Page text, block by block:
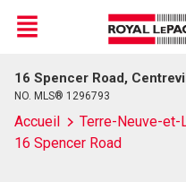
Live
En Direct
Menu
16 Spencer Road,
NO. MLS® 1296793
Accueil Terre-Neuve-et-
16 Spencer Road